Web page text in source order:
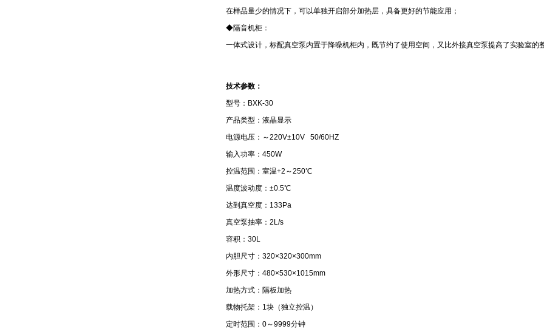
在样品量少的情况下，可以单独开启部分加热层，具备更好的节能应用；
◆隔音机柜：
一体式设计，标配真空泵内置于降噪机柜内，既节约了使用空间，又比外接真空泵提高了实验室
技术参数：
型号：BXK-30
产品类型：液晶显示
电源电压：～220V±10V 50/60HZ
输入功率：450W
控温范围：室温+2～250℃
温度波动度：±0.5℃
达到真空度：133Pa
真空泵抽率：2L/s
容积：30L
内胆尺寸：320×320×300mm
外形尺寸：480×530×1015mm
加热方式：隔板加热
载物托架：1块（独立控温）
定时范围：0～9999分钟